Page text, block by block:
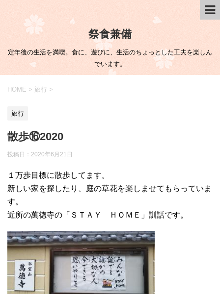
祭食兼備
定年後の生活を満喫。食に、遊びに、生活のちょっとした工夫を楽しん
でいます。
HOME > 旅行 >
旅行
散歩⑯2020
投稿日： 2020年6月21日
１万歩目標に散歩してます。
新しい家を探したり、庭の草花を楽しませてもらっていま
す。
近所の萬徳寺の「ＳＴＡＹ ＨＯＭＥ」訓話です。